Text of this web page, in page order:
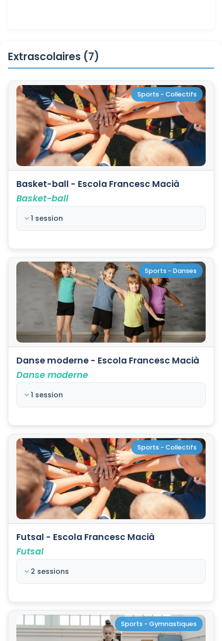
Extrascolaires (7)
Sports - Collectifs
Basket-ball - Escola Francesc Macià
Basket-ball
1 session
Sports - Danses
Danse moderne - Escola Francesc Macià
Danse moderne
1 session
Sports - Collectifs
Futsal - Escola Francesc Macià
Futsal
2 sessions
Sports - Gymnastiques